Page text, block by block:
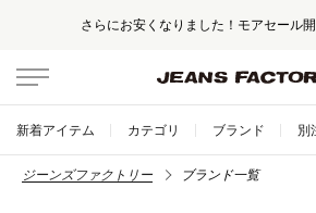
さらにお安くなりました！モアセール開
新着アイテム カテゴリ ブランド 別
ジーンズファクトリー ブランド一覧